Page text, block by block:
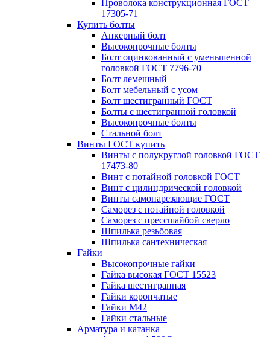
Проволока конструкционная ГОСТ
17305-71
Купить болты
Анкерный болт
Высокопрочные болты
Болт оцинкованный с уменьшенной
головкой ГОСТ 7796-70
Болт лемешный
Болт мебельный с усом
Болт шестигранный ГОСТ
Болты с шестигранной головкой
Высокопрочные болты
Стальной болт
Винты ГОСТ купить
Винты с полукруглой головкой ГОСТ
17473-80
Винт с потайной головкой ГОСТ
Винт с цилиндрической головкой
Винты самонарезающие ГОСТ
Саморез с потайной головкой
Саморез с прессшайбой сверло
Шпилька резьбовая
Шпилька сантехническая
Гайки
Высокопрочные гайки
Гайка высокая ГОСТ 15523
Гайка шестигранная
Гайки корончатые
Гайки М42
Гайки стальные
Арматура и катанка